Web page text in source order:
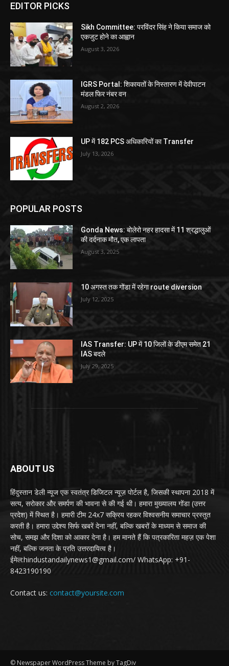
EDITOR PICKS
Sikh Committee: परविंदर सिंह ने किया समाज को
एकजुट होने का आह्वान
August 3, 2026
IGRS Portal: शिकायतों के निस्तारण में देवीपाटन
मंडल फिर नंबर वन
August 2, 2026
UP में 182 PCS अधिकारियों का Transfer
July 13, 2026
POPULAR POSTS
Gonda News: बोलेरो नहर हादसा में 11 श्रद्धालुओं
की दर्दनाक मौत, एक लापता
August 3, 2025
10 अगस्त तक गोंडा में रहेगा route diversion
July 12, 2025
IAS Transfer: UP में 10 जिलों के डीएम समेत 21
IAS बदले
July 29, 2025
ABOUT US
हिंदुस्तान डेली न्यूज एक स्वतंत्र डिजिटल न्यूज़ पोर्टल है, जिसकी स्थापना 2018 में
सत्य, सरोकार और समर्पण की भावना से की गई थी। हमारा मुख्यालय गोंडा (उत्तर
प्रदेश) में स्थित है। हमारी टीम 24x7 सक्रिय रहकर विश्वसनीय समाचार प्रस्तुत
करती है। हमारा उद्देश्य सिर्फ खबरें देना नहीं, बल्कि खबरों के माध्यम से समाज की
सोच, समझ और दिशा को आकार देना है। हम मानते हैं कि पत्रकारिता महज़ एक पेशा
नहीं, बल्कि जनता के प्रति उत्तरदायित्व है।
ईमेल:hindustandailynews1@gmail.com/ WhatsApp: +91-
8423190190
Contact us: contact@yoursite.com
© Newspaper WordPress Theme by TagDiv